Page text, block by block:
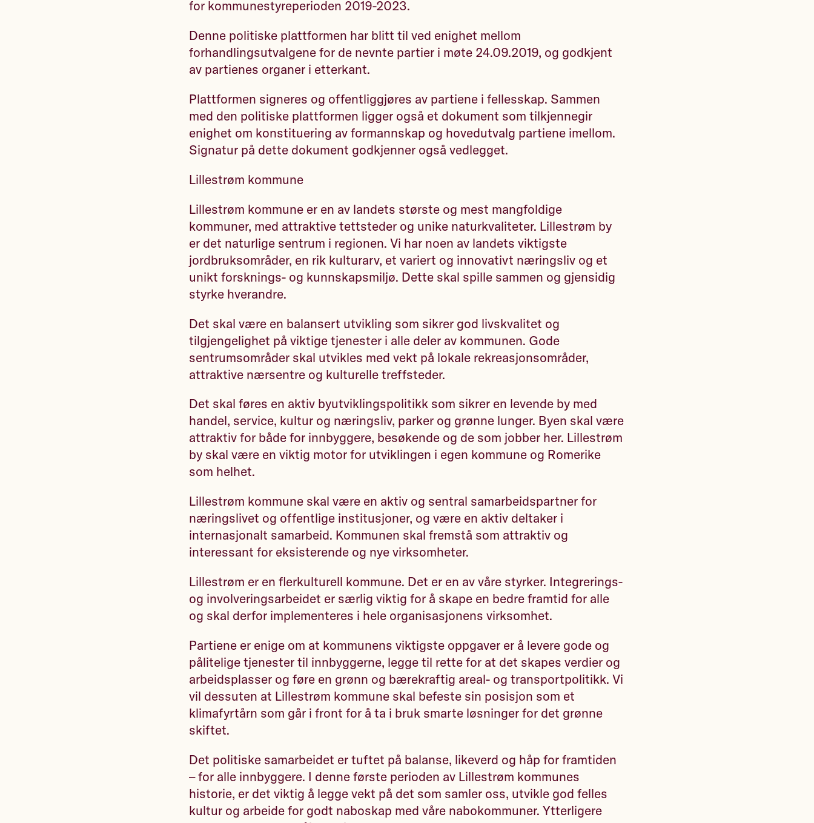
for kommunestyreperioden 2019-2023.
Denne politiske plattformen har blitt til ved enighet mellom
forhandlingsutvalgene for de nevnte partier i møte 24.09.2019, og godkjent
av partienes organer i etterkant.
Plattformen signeres og offentliggjøres av partiene i fellesskap. Sammen
med den politiske plattformen ligger også et dokument som tilkjennegir
enighet om konstituering av formannskap og hovedutvalg partiene imellom.
Signatur på dette dokument godkjenner også vedlegget.
Lillestrøm kommune
Lillestrøm kommune er en av landets største og mest mangfoldige
kommuner, med attraktive tettsteder og unike naturkvaliteter. Lillestrøm by
er det naturlige sentrum i regionen. Vi har noen av landets viktigste
jordbruksområder, en rik kulturarv, et variert og innovativt næringsliv og et
unikt forsknings- og kunnskapsmiljø. Dette skal spille sammen og gjensidig
styrke hverandre.
Det skal være en balansert utvikling som sikrer god livskvalitet og
tilgjengelighet på viktige tjenester i alle deler av kommunen. Gode
sentrumsområder skal utvikles med vekt på lokale rekreasjonsområder,
attraktive nærsentre og kulturelle treffsteder.
Det skal føres en aktiv byutviklingspolitikk som sikrer en levende by med
handel, service, kultur og næringsliv, parker og grønne lunger. Byen skal være
attraktiv for både for innbyggere, besøkende og de som jobber her. Lillestrøm
by skal være en viktig motor for utviklingen i egen kommune og Romerike
som helhet.
Lillestrøm kommune skal være en aktiv og sentral samarbeidspartner for
næringslivet og offentlige institusjoner, og være en aktiv deltaker i
internasjonalt samarbeid. Kommunen skal fremstå som attraktiv og
interessant for eksisterende og nye virksomheter.
Lillestrøm er en flerkulturell kommune. Det er en av våre styrker. Integrerings-
og involveringsarbeidet er særlig viktig for å skape en bedre framtid for alle
og skal derfor implementeres i hele organisasjonens virksomhet.
Partiene er enige om at kommunens viktigste oppgaver er å levere gode og
pålitelige tjenester til innbyggerne, legge til rette for at det skapes verdier og
arbeidsplasser og føre en grønn og bærekraftig areal- og transportpolitikk. Vi
vil dessuten at Lillestrøm kommune skal befeste sin posisjon som et
klimafyrtårn som går i front for å ta i bruk smarte løsninger for det grønne
skiftet.
Det politiske samarbeidet er tuftet på balanse, likeverd og håp for framtiden
– for alle innbyggere. I denne første perioden av Lillestrøm kommunes
historie, er det viktig å legge vekt på det som samler oss, utvikle god felles
kultur og arbeide for godt naboskap med våre nabokommuner. Ytterligere